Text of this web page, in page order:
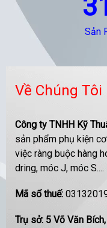
Sản
Về Chúng Tôi
Công ty TNHH Kỹ
sản phẩm phụ kiện
việc ràng buộc hàng
dring, móc J, móc S....
Mã số thuế:
Trụ sở: 5 Võ Văn